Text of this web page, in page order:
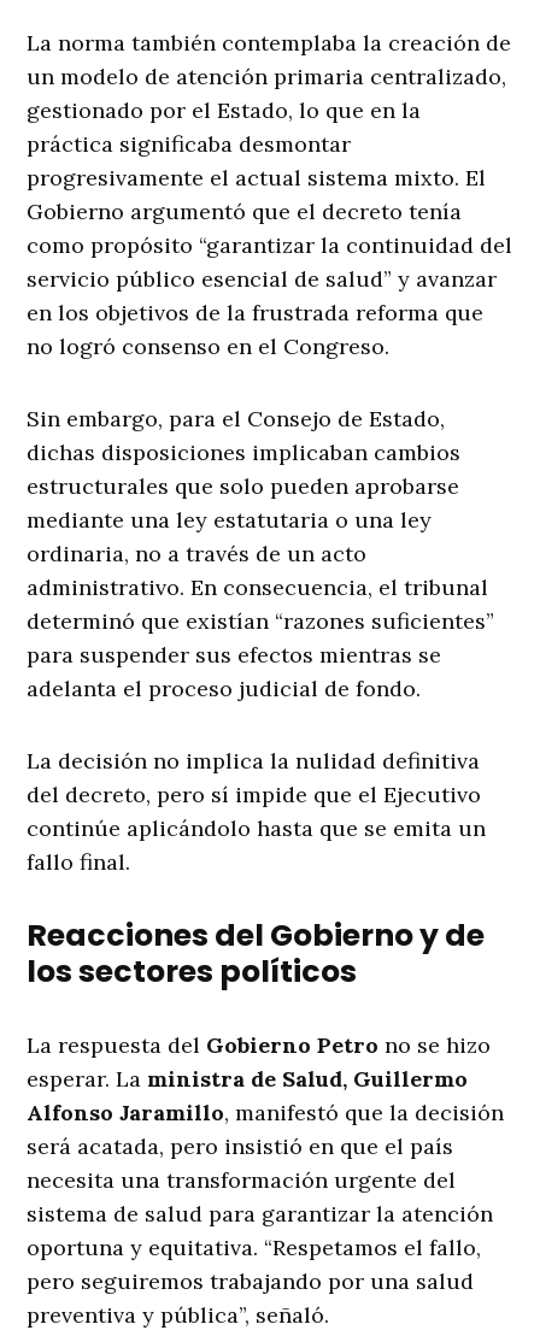
La norma también contemplaba la creación de
un modelo de atención primaria centralizado,
gestionado por el Estado, lo que en la
práctica significaba desmontar
progresivamente el actual sistema mixto. El
Gobierno argumentó que el decreto tenía
como propósito “garantizar la continuidad del
servicio público esencial de salud” y avanzar
en los objetivos de la frustrada reforma que
no logró consenso en el Congreso.
Sin embargo, para el Consejo de Estado,
dichas disposiciones implicaban cambios
estructurales que solo pueden aprobarse
mediante una ley estatutaria o una ley
ordinaria, no a través de un acto
administrativo. En consecuencia, el tribunal
determinó que existían “razones suficientes”
para suspender sus efectos mientras se
adelanta el proceso judicial de fondo.
La decisión no implica la nulidad definitiva
del decreto, pero sí impide que el Ejecutivo
continúe aplicándolo hasta que se emita un
fallo final.
Reacciones del Gobierno y de
los sectores políticos
La respuesta del Gobierno Petro no se hizo
esperar. La ministra de Salud, Guillermo
Alfonso Jaramillo, manifestó que la decisión
será acatada, pero insistió en que el país
necesita una transformación urgente del
sistema de salud para garantizar la atención
oportuna y equitativa. “Respetamos el fallo,
pero seguiremos trabajando por una salud
preventiva y pública”, señaló.